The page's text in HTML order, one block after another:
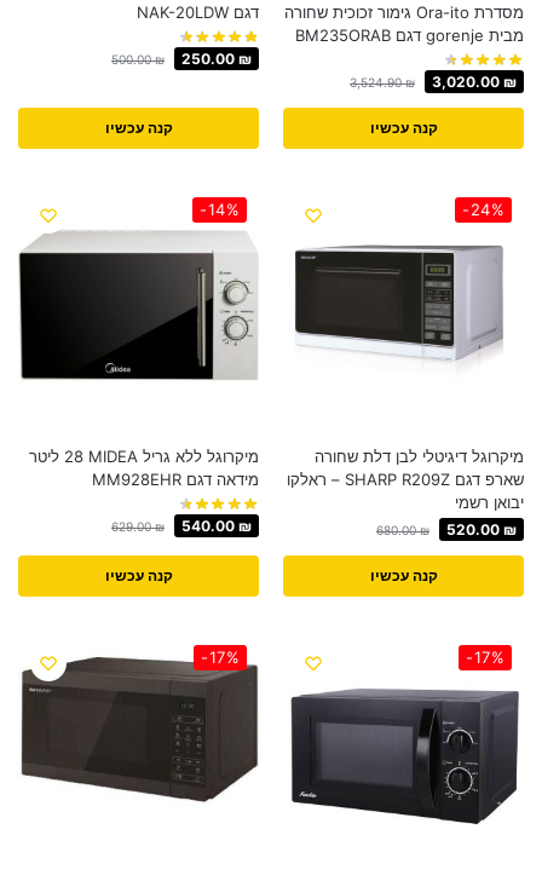
מסדרת Ora-ito גימור זכוכית שחורה
מבית gorenje דגם BM235ORAB
3,524.90₪ 3,020.00 ₪
קנה עכשיו
דגם NAK-20LDW
500.00₪ 250.00 ₪
קנה עכשיו
-24%
מיקרוגל דיגיטלי לבן דלת שחורה
שארפ דגם SHARP R209Z – ראלקו
יבואן רשמי
680.00₪ 520.00 ₪
קנה עכשיו
-14%
מיקרוגל ‏ללא גריל MIDEA ‏28 ‏ליטר
מידאה דגם MM928EHR
629.00₪ 540.00 ₪
קנה עכשיו
-17%
-17%